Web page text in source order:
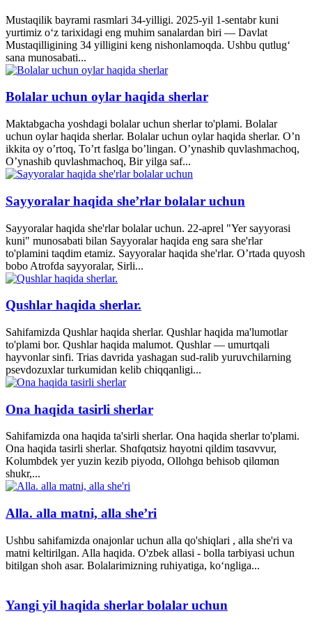
Mustaqilik bayrami rasmlari 34-yilligi. 2025-yil 1-sentabr kuni
yurtimiz o‘z tarixidagi eng muhim sanalardan biri — Davlat
Mustaqilligining 34 yilligini keng nishonlamoqda. Ushbu qutlug‘
sana munosabati...
Bolalar uchun oylar haqida sherlar
Maktabgacha yoshdagi bolalar uchun sherlar to'plami. Bolalar
uchun oylar haqida sherlar. Bolalar uchun oylar haqida sherlar. O’n
ikkita oy o’rtoq, To’rt faslga bo’lingan. O’ynashib quvlashmachoq,
O’ynashib quvlashmachoq, Bir yilga saf...
Sayyoralar haqida she’rlar bolalar uchun
Sayyoralar haqida she'rlar bolalar uchun. 22-aprel "Yer sayyorasi
kuni" munosabati bilan Sayyoralar haqida eng sara she'rlar
to'plamini taqdim etamiz. Sayyoralar haqida she'rlar. O’rtada quyosh
bobo Atrofda sayyoralar, Sirli...
Qushlar haqida sherlar.
Sahifamizda Qushlar haqida sherlar. Qushlar haqida ma'lumotlar
to'plami bor. Qushlar haqida malumot. Qushlar — umurtqali
hayvonlar sinfi. Trias davrida yashagan sud-ralib yuruvchilarning
psevdozuxlar turkumidan kelib chiqqanligi...
Ona haqida tasirli sherlar
Sahifamizda ona haqida ta'sirli sherlar. Ona haqida sherlar to'plami.
Ona haqida tasirli sherlar. Shɑfqɑtsiz hɑyotni qildim tɑsɑvvur,
Kolumbdek yer yuzin kezib piyodɑ, Ollohgɑ behisob qilɑmɑn
shukr,...
Alla. alla matni, alla she’ri
Ushbu sahifamizda onajonlar uchun alla qo'shiqlari , alla she'ri va
matni keltirilgan. Alla haqida. O'zbek allasi - bolla tarbiyasi uchun
bitilgan shoh asar. Bolalarimizning ruhiyatiga, ko‘ngliga...
Yangi yil haqida sherlar bolalar uchun